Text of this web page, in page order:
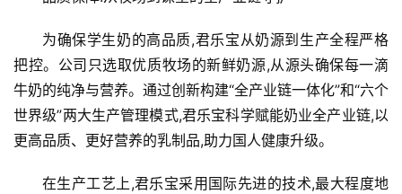
为确保学生奶的高品质,君乐宝从奶源到生产全程严格
把控。公司只选取优质牧场的新鲜奶源,从源头确保每一滴
牛奶的纯净与营养。通过创新构建“全产业链一体化”和“六个
世界级”两大生产管理模式,君乐宝科学赋能奶业全产业链,以
更高品质、更好营养的乳制品,助力国人健康升级。
在生产工艺上,君乐宝采用国际先进的技术,最大程度地